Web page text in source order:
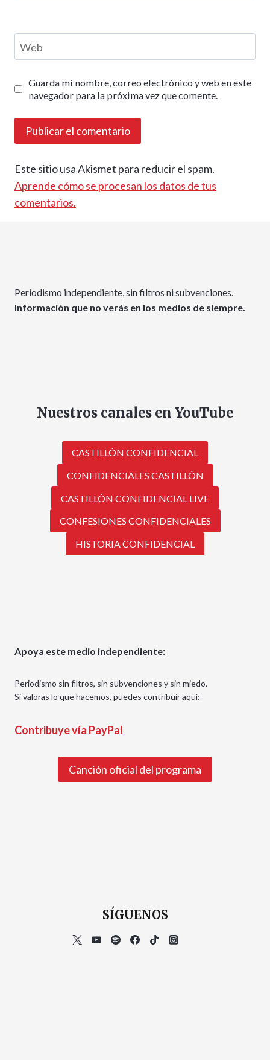
Web
Guarda mi nombre, correo electrónico y web en este
navegador para la próxima vez que comente.
Este sitio usa Akismet para reducir el spam.
Aprende cómo se procesan los datos de tus
comentarios.
Periodismo independiente, sin filtros ni subvenciones.
Información que no verás en los medios de siempre.
Nuestros canales en YouTube
CASTILLÓN CONFIDENCIAL
CONFIDENCIALES CASTILLÓN
CASTILLÓN CONFIDENCIAL LIVE
CONFESIONES CONFIDENCIALES
HISTORIA CONFIDENCIAL
Apoya este medio independiente:
Periodismo sin filtros, sin subvenciones y sin miedo.
Si valoras lo que hacemos, puedes contribuir aquí:
Contribuye vía PayPal
Canción oficial del programa
SÍGUENOS